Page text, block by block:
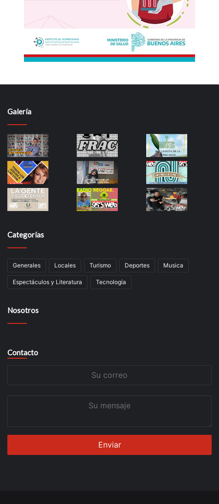
Galería
Categorías
Generales Locales Turismo Deportes Musica
Espectáculos y Literatura Tecnología
Nosotros
Contacto